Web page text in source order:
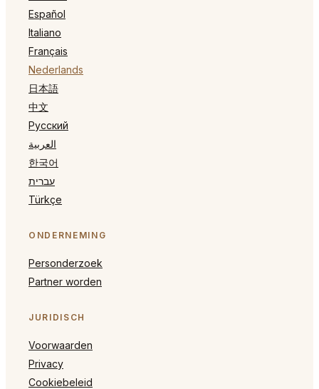
Español
Italiano
Français
Nederlands
日本語
中文
Русский
العربية
한국어
עברית
Türkçe
ONDERNEMING
Personderzoek
Partner worden
JURIDISCH
Voorwaarden
Privacy
Cookiebeleid